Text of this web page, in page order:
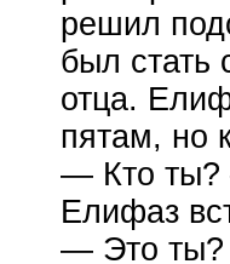
решил
был стать
отца.
пятам, но
— Кто ты?
Елифаз
— Это ты?